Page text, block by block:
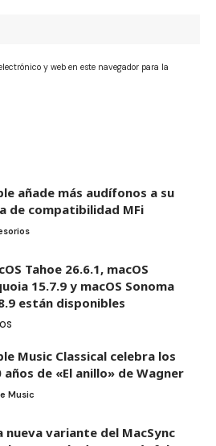
y web en este navegador para la
añade más audífonos a su
de compatibilidad MFi
Tahoe 26.6.1, macOS
15.7.9 y macOS Sonoma
están disponibles
Music Classical celebra los
años de «El anillo» de Wagner
Music
nueva variante del MacSync